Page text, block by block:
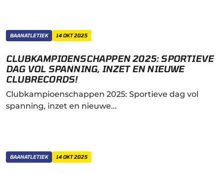
BAANATLETIEK 14 OKT 2025
CLUBKAMPIOENSCHAPPEN 2025: SPORTIEVE
DAG VOL SPANNING, INZET EN NIEUWE
CLUBRECORDS!
Clubkampioenschappen 2025: Sportieve dag vol
spanning, inzet en nieuwe...
BAANATLETIEK 14 OKT 2025